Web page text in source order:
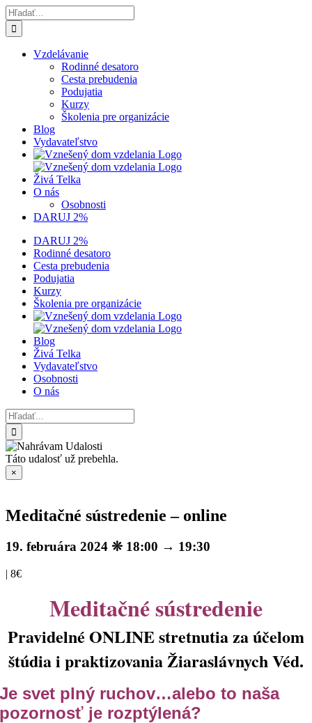
Skip
to
content
Hľadať:
Vzdelávanie
Rodinné desatoro
Cesta prebudenia
Podujatia
Kurzy
Školenia pre organizácie
Blog
Vydavateľstvo
Živá Telka
O nás
Osobnosti
DARUJ 2%
DARUJ 2%
Rodinné desatoro
Cesta prebudenia
Podujatia
Kurzy
Školenia pre organizácie
Blog
Živá Telka
Vydavateľstvo
Osobnosti
O nás
Hľadať:
Táto udalosť už prebehla.
×
Meditačné sústredenie – online
19. februára 2024 ❊ 18:00 → 19:30
| 8€
Meditačné sústredenie
Pravidelné ONLINE stretnutia za účelom
štúdia i praktizovania Žiaraslávnych Véd.
Je svet plný ruchov…alebo to naša
pozornosť je rozptýlená?